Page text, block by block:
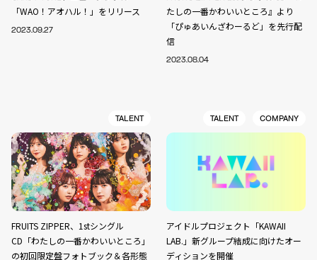
「WAO！アオハル！」をリリース
2023.09.27
たしの一番かわいいところ』より
「ぴゅあいんざわーるど」を先行配
信
2023.08.04
TALENT
FRUITS ZIPPER、1stシングル
CD「わたしの一番かわいいところ」
の初回限定盤フォトブック＆各形態
TALENT COMPANY
アイドルプロジェクト「KAWAII
LAB.」新グループ結成に向けたオー
ディションを開催